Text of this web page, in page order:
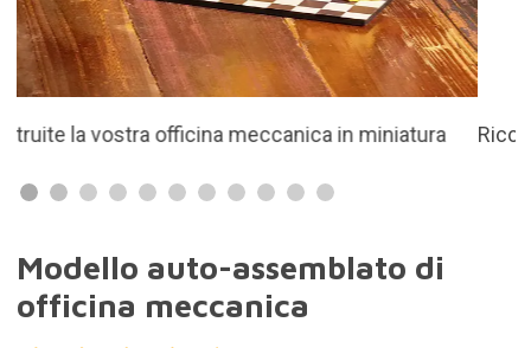
con tanto di attrezzi, mobili... questo modello in scala
è ricco di dettagli!
49,99€
Aggiungi al carrello
Spese di spedizione per tutti i prodotti inclusi
nell'ordine: 5,95€